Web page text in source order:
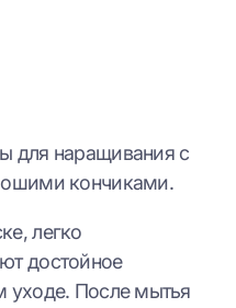
для наращивания с
кончиками.
легко
достойное
уходе. После мытья